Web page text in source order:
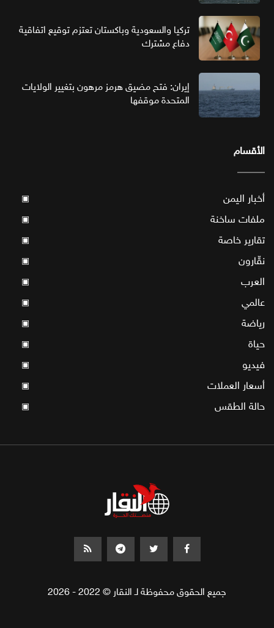
تركيا والسعودية وباكستان تعتزم توقيع اتفاقية
دفاع مشترك
إيران: فتح مضيق هرمز مرهون بتغيير الولايات
المتحدة موقفها
الأقسام
أخبار اليمن ▣
ملفات ساخنة ▣
تقارير خاصة ▣
نقّارون ▣
العرب ▣
عالمي ▣
رياضة ▣
حياة ▣
فيديو ▣
أسعار العملات ▣
حالة الطقس ▣
جميع الحقوق محفوظة لـ النقار © 2022 - 2026